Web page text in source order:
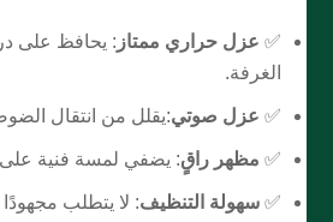
✅ عزل حراري ممتاز : يحافظ على
الغرفة.
✅ عزل صوتي:يقلل من انتقال
✅ مظهر راقٍ: يضفي لمسة فنية
✅ سهولة التنظيف: لا يتطلب مجهودًا